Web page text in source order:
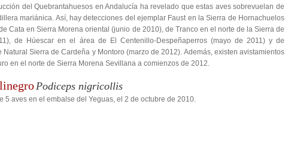
del Quebrantahuesos en Andalucía ha revelado que estas aves sobrevuelan de
mariánica. Así, hay detecciones del ejemplar Faust en la Sierra de Hornachuelos
Cata en Sierra Morena oriental (junio de 2010), de Tranco en el norte de la Sierra de
de Húescar en el área de El Centenillo-Despeñaperros (mayo de 2011) y de
Natural Sierra de Cardeña y Montoro (marzo de 2012). Además, existen avistamientos
en el norte de Sierra Morena Sevillana a comienzos de 2012.
Podiceps nigricollis
5 aves en el embalse del Yeguas, el 2 de octubre de 2010.